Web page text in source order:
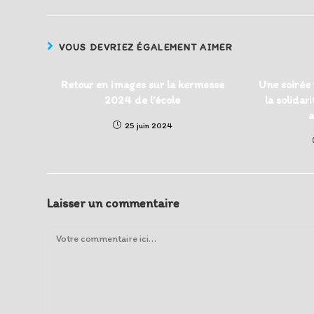
VOUS DEVRIEZ ÉGALEMENT AIMER
Retour en images sur la kermesse
2024 de l’école
25 juin 2024
Une soirée
la
Laisser un commentaire
Comment